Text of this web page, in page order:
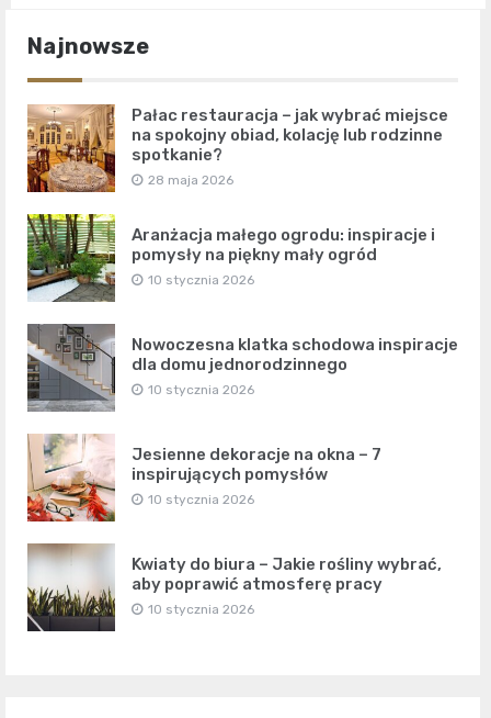
Najnowsze
Pałac restauracja – jak wybrać miejsce
na spokojny obiad, kolację lub rodzinne
spotkanie?
28 maja 2026
Aranżacja małego ogrodu: inspiracje i
pomysły na piękny mały ogród
10 stycznia 2026
Nowoczesna klatka schodowa inspiracje
dla domu jednorodzinnego
10 stycznia 2026
Jesienne dekoracje na okna – 7
inspirujących pomysłów
10 stycznia 2026
Kwiaty do biura – Jakie rośliny wybrać,
aby poprawić atmosferę pracy
10 stycznia 2026